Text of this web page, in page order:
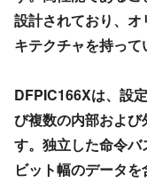
設計されており、
キテクチャを持って
DFPIC166Xは、設
び複数の内部およ
す。独立した命令
ビット幅のデータ